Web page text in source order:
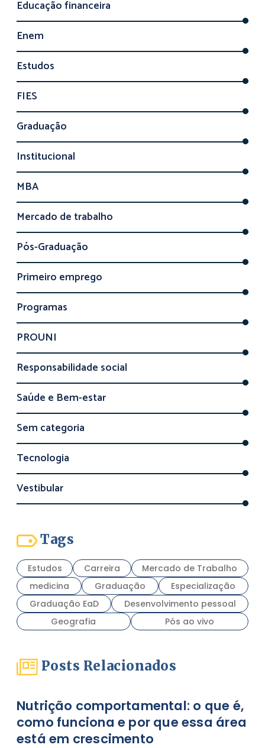
Educação financeira
Enem
Estudos
FIES
Graduação
Institucional
MBA
Mercado de trabalho
Pós-Graduação
Primeiro emprego
Programas
PROUNI
Responsabilidade social
Saúde e Bem-estar
Sem categoria
Tecnologia
Vestibular
Tags
Estudos Carreira
Mercado de Trabalho
medicina
Graduação
Especialização
Graduação EaD
Desenvolvimento pessoal
Geografia
Pós ao vivo
Posts Relacionados
Nutrição comportamental: o que é,
como funciona e por que essa área
está em crescimento